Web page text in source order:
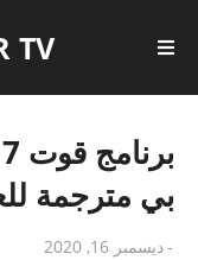
TV
بي مترجمة
-ديسمبر 16, 2020